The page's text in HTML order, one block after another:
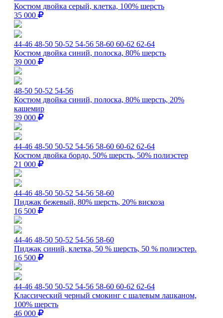
Костюм двойка серый, клетка, 100% шерсть
35 000
44-46 48-50 50-52 54-56 58-60 60-62 62-64
Костюм двойка синий, полоска, 80% шерсть
39 000
48-50 50-52 54-56
Костюм двойка синий, полоска, 80% шерсть, 20%
кашемир
39 000
44-46 48-50 50-52 54-56 58-60 60-62 62-64
Костюм двойка бордо, 50% шерсть, 50% полиэстер
21 000
44-46 48-50 50-52 54-56 58-60
Пиджак бежевый, 80% шерсть, 20% вискоза
16 500
44-46 48-50 50-52 54-56 58-60
Пиджак синий, клетка, 50 % шерсть, 50 % полиэстер.
16 500
44-46 48-50 50-52 54-56 58-60 60-62 62-64
Классический черный смокинг с шалевым лацканом,
100% шерсть
46 000